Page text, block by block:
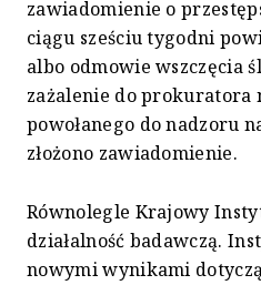
zawiadomienie o
ciągu sześciu tygodni
albo odmowie wszczęcia
zażalenie do prokuratora
powołanego do nadzoru
złożono zawiadomienie.
Równolegle Krajowy
działalność badawczą.
nowymi wynikami